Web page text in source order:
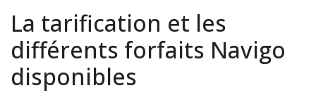
La tarification et les
différents forfaits Navigo
disponibles